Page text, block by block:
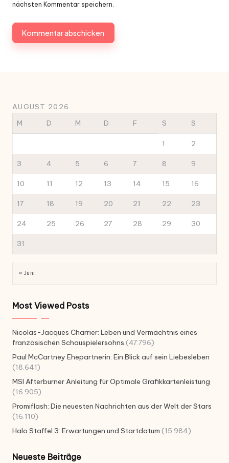
nächsten Kommentar speichern.
AUGUST 2026
M
D M D F S S
1 2
3 4 5 6 7 8 9
10 11 12 13 14 15 16
17 18 19 20 21 22 23
24 25 26 27 28 29 30
31
« Juni
Most Viewed Posts
Nicolas-Jacques Charrier: Leben und Vermächtnis eines
französischen Schauspielersohns (47.796)
Paul McCartney Ehepartnerin: Ein Blick auf sein Liebesleben
(18.641)
MSI Afterburner Anleitung für Optimale Grafikkartenleistung
(16.905)
Promiflash: Die neuesten Nachrichten aus der Welt der Stars
(16.110)
Halo Staffel 3: Erwartungen und Startdatum (15.984)
Neueste Beiträge